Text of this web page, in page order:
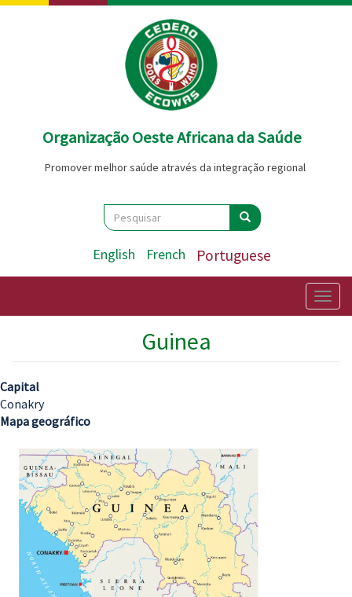
Passar
Organização Oeste Africana da Saúde
Promover melhor saúde através da integração regional
Search
Pesquisar Pesquisar
English French Portuguese
Guinea
Capital
Conakry
Mapa geográfico
Imagem